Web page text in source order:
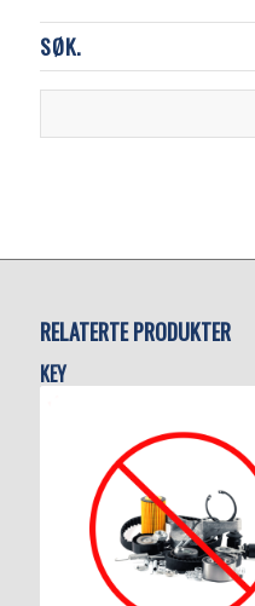
SØK.
RELATERTE PRODUKTER
KEY